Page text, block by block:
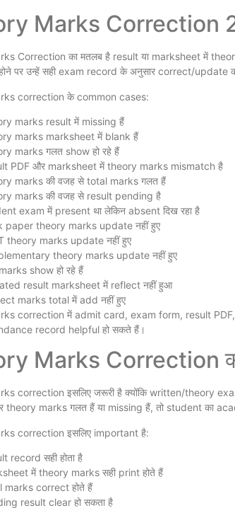
Marks Correction
Correction का मतलब है result या marksheet में
पर उन्हें सही exam record के अनुसार correct/update
correction के common cases:
marks result में missing हैं
marks marksheet में blank हैं
marks गलत show हो रहे हैं
PDF और marksheet में theory marks mismatch है
marks की वजह से total marks गलत हैं
marks की वजह से result pending है
exam में present था लेकिन absent दिख रहा है
paper theory marks update नहीं हुए
theory marks update नहीं हुए
theory marks update नहीं हुए
show हो रहे हैं
result marksheet में reflect नहीं हुआ
marks total में add नहीं हुए
correction में admit card, exam form, result
record helpful हो सकते हैं।
Marks Correction
correction इसलिए जरूरी है क्योंकि written/theory
theory marks गलत हैं या missing हैं, तो student का
correction इसलिए important है:
record सही होता है
में theory marks सही print होते हैं
marks correct होते हैं
result clear हो सकता है